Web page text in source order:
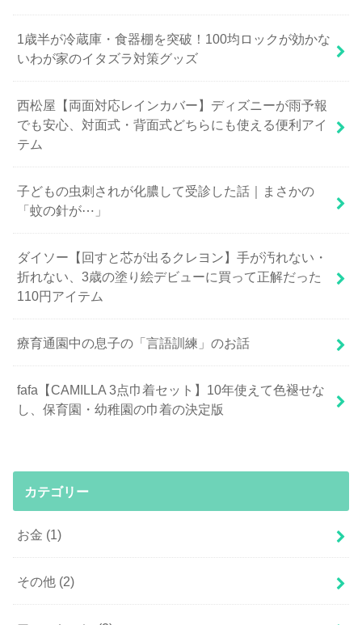
1歳半が冷蔵庫・食器棚を突破！100均ロックが効かな
いわが家のイタズラ対策グッズ
西松屋【両面対応レインカバー】ディズニーが雨予報
でも安心、対面式・背面式どちらにも使える便利アイ
テム
子どもの虫刺されが化膿して受診した話｜まさかの
「蚊の針が⋯」
ダイソー【回すと芯が出るクレヨン】手が汚れない・
折れない、3歳の塗り絵デビューに買って正解だった
110円アイテム
療育通園中の息子の「言語訓練」のお話
fafa【CAMILLA 3点巾着セット】10年使えて色褪せな
し、保育園・幼稚園の巾着の決定版
カテゴリー
お金 (1)
その他 (2)